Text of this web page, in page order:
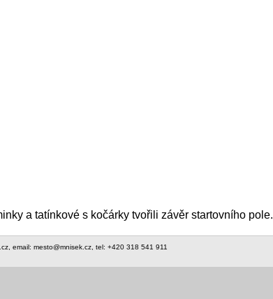
a tatínkové s kočárky tvořili závěr startovního pole.
email: mesto@mnisek.cz, tel: +420 318 541 911